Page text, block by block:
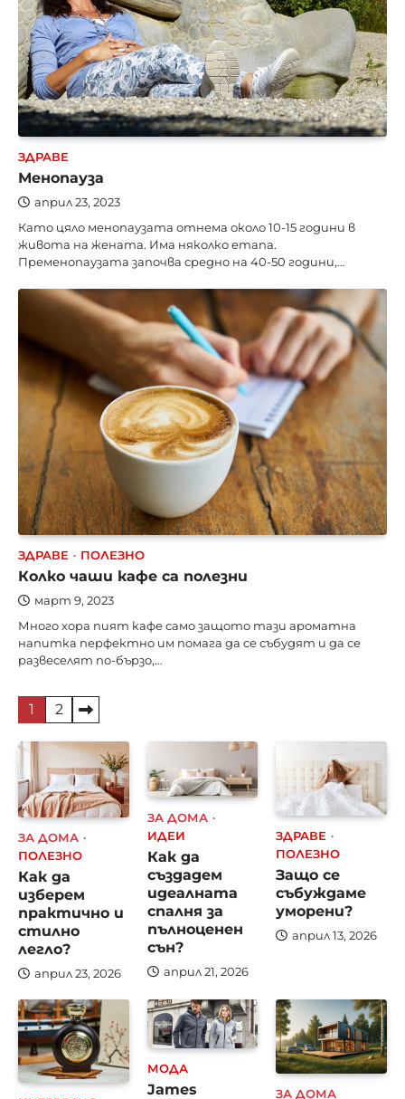
ЗДРАВЕ
Менопауза
април 23, 2023
Като цяло менопаузата отнема около 10-15 години в
живота на жената. Има няколко етапа.
Пременопаузата започва средно на 40-50 години,…
ЗДРАВЕ ПОЛЕЗНО
Колко чаши кафе са полезни
март 9, 2023
Много хора пият кафе само защото тази ароматна
напитка перфектно им помага да се събудят и да се
развеселят по-бързо,…
Разделяне
на
публикациите
на
страници
1 2
ЗА ДОМА
ПОЛЕЗНО
Как да
изберем
практично и
стилно
легло?
април 23, 2026
ЗА ДОМА
ИДЕИ
Как да
създадем
идеалната
спалня за
пълноценен
сън?
април 21, 2026
ЗДРАВЕ
ПОЛЕЗНО
Защо се
събуждаме
уморени?
април 13, 2026
МОДА
James
ЗА ДОМА